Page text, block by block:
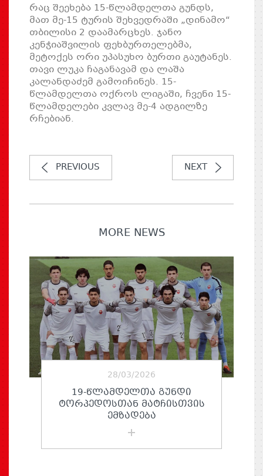
რაც შეეხება 15-წლამდელთა გუნდს,
მათ მე-15 ტურის შეხვედრაში „დინამო“
თბილისი 2 დაამარცხეს. ჯანო
კენჭიაშვილის ფეხბურთელებმა,
მეტოქეს ორი უპასუხო ბურთი გაუტანეს.
თავი ლუკა ჩაგანავამ და ლაშა
კალანდაძემ გამოიჩინეს. 15-
წლამდელთა ოქროს ლიგაში, ჩვენი 15-
წლამდელები კვლავ მე-4 ადგილზე
რჩებიან.
PREVIOUS NEXT
MORE NEWS
28/03/2026
19-ᲬᲚᲐᲛᲓᲔᲚᲗᲐ ᲒᲣᲜᲓᲘ
ᲢᲝᲠᲞᲔᲓᲝᲡᲗᲐᲜ ᲛᲐᲢᲩᲘᲡᲗᲕᲘᲡ
ᲔᲛᲖᲐᲓᲔᲑᲐ